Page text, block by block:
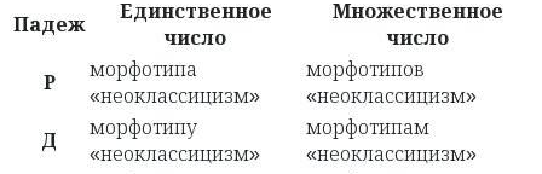
Падеж
Единственное
число
Множественное
число
Р
морфотипа
«неоклассицизм»
морфотипов
«неоклассицизм»
Д
морфотипу
«неоклассицизм»
морфотипам
«неоклассицизм»